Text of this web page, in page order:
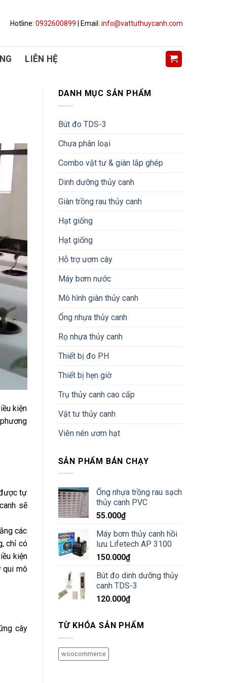
Hotline: 0932600899 | Email: info@vattuthuycanh.com
LIÊN HỆ
kiện
tự
sẽ
các
chỉ có
kiện
qui mô
cây
DANH MỤC SẢN PHẨM
Bút đo TDS-3
Chưa phân loại
Combo vật tư & giàn lắp ghép
Dinh dưỡng thủy canh
Giàn trồng rau thủy canh
Hạt giống
Hạt giống
Hỗ trợ ươm cây
Máy bơm nước
Mô hình giàn thủy canh
Ống nhựa thủy canh
Rọ nhựa thủy canh
Thiết bị đo PH
Thiết bị hẹn giờ
Trụ thủy canh cao cấp
Vật tư thủy canh
Viên nén ươm hạt
SẢN PHẨM BÁN CHẠY
Ống nhựa trồng rau sạch
thủy canh PVC
55.000₫
Máy bơm thủy canh hồi
lưu Lifetech AP 3100
150.000₫
Bút đo dinh dưỡng thủy
canh TDS-3
120.000₫
TỪ KHÓA SẢN PHẨM
woocommerce